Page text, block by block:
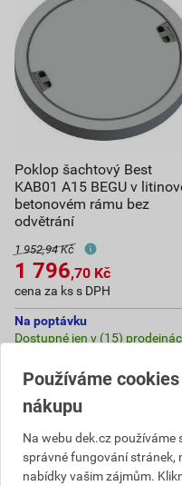
Poklop šachtový Best
KAB01 A15 BEGU v
betonovém rámu bez
odvětrání
1 952,94 Kč
1 796,70 Kč
cena za ks s DPH
Na poptávku
Dostupné jen v (15)
ks
Poptat
1 796,70 Kč celkem s DPH
Používáme
nákupu
Na webu dek.cz
správné fungování stránek,
nabídky vašim zájmům.